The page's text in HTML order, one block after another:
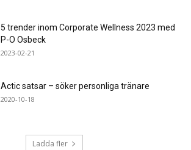
5 trender inom Corporate Wellness 2023 med
P-O Osbeck
2023-02-21
Actic satsar – söker personliga tränare
2020-10-18
Ladda fler